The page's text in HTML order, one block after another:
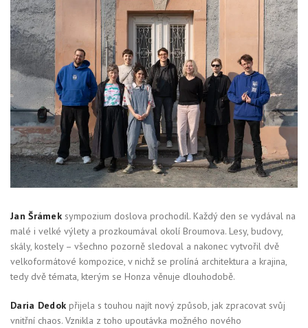
Jan Šrámek sympozium doslova prochodil. Každý den se vydával na
malé i velké výlety a prozkoumával okolí Broumova. Lesy, budovy,
skály, kostely – všechno pozorně sledoval a nakonec vytvořil dvě
velkoformátové kompozice, v nichž se prolíná architektura a krajina,
tedy dvě témata, kterým se Honza věnuje dlouhodobě.
Daria Dedok přijela s touhou najít nový způsob, jak zpracovat svůj
vnitřní chaos. Vznikla z toho upoutávka možného nového